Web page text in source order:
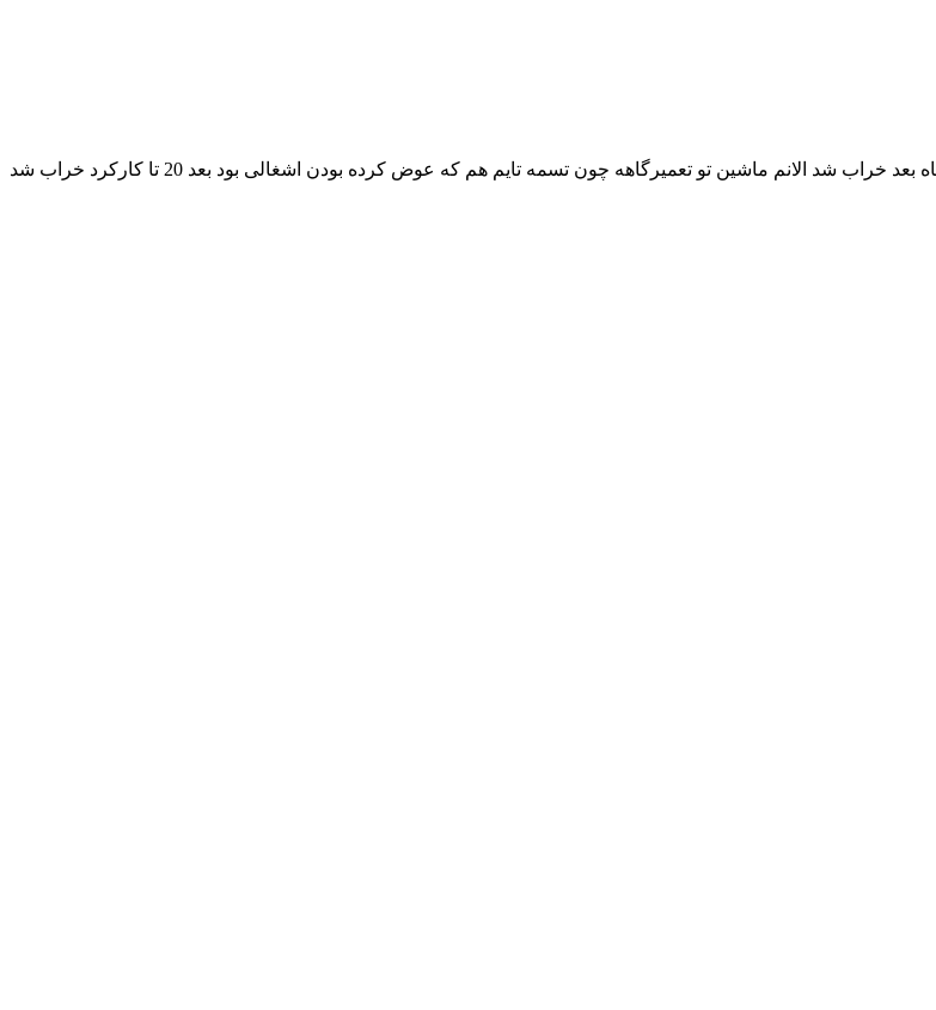
افتضاح ‘ تمام قطعات استفاده شده اشغال ‘ صفحه کلاج قلابی انداختن مجدد یکماه بعد خراب شد الانم ماشین تو تعمیرگاهه چون تسمه تایم هم که عوض کرده بودن اشغالی بود بعد 20 تا کارکرد خراب شد